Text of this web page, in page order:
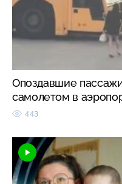
Опоздавшие
самолетом в
443